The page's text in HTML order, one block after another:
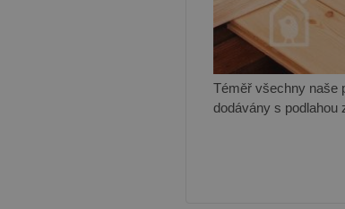
Téměř všechny naše
dodávány s podlahou